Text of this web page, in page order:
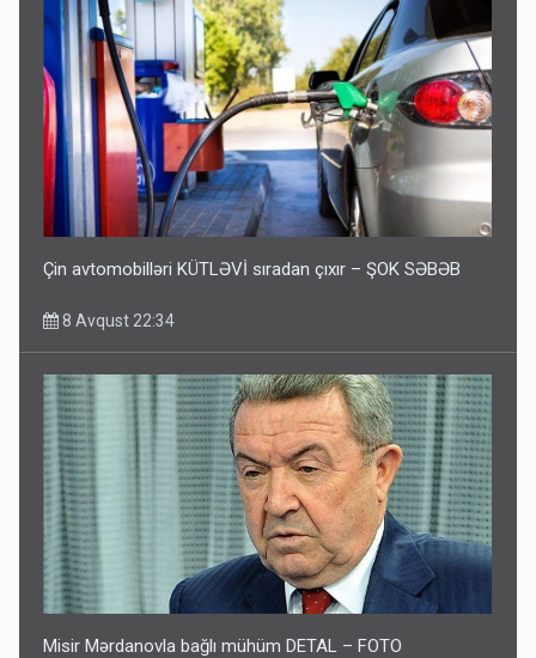
Çin avtomobilləri KÜTLƏVİ sıradan çıxır – ŞOK SƏBƏB
8 Avqust 22:34
Misir Mərdanovla bağlı mühüm DETAL – FOTO